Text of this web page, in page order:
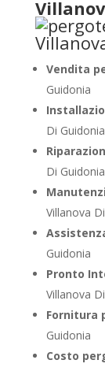
Vendita
Guidonia
Di Guidonia
Di Guidonia
Villanova
Guidonia
Pronto
Villanova
Fornitura
Guidonia
Costo